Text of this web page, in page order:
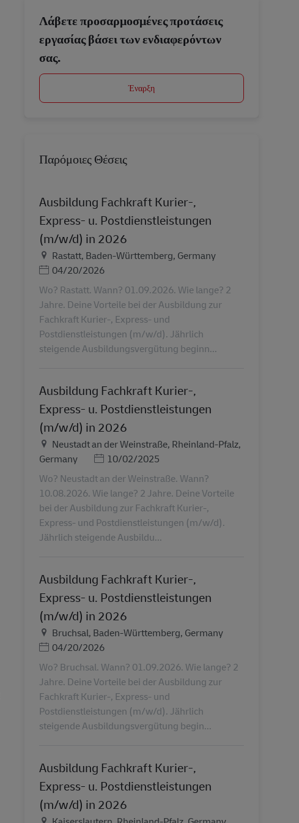
Λάβετε προσαρμοσμένες προτάσεις
εργασίας βάσει των ενδιαφερόντων
σας.
Έναρξη
Παρόμοιες Θέσεις
Ausbildung Fachkraft Kurier-,
Express- u. Postdienstleistungen
(m/w/d) in 2026
Τοποθεσία
Rastatt, Baden-Württemberg, Germany
Ημερομηνία Ανάρτησης
04/20/2026
Wo? Rastatt. Wann? 01.09.2026. Wie lange? 2
Jahre. Deine Vorteile bei der Ausbildung zur
Fachkraft Kurier-, Express- und
Postdienstleistungen (m/w/d). Jährlich
steigende Ausbildungsvergütung beginn...
Ausbildung Fachkraft Kurier-,
Express- u. Postdienstleistungen
(m/w/d) in 2026
Τοποθεσία
Neustadt an der Weinstraße, Rheinland-Pfalz,
Germany
Ημερομηνία Ανάρτησης
10/02/2025
Wo? Neustadt an der Weinstraße. Wann?
10.08.2026. Wie lange? 2 Jahre. Deine Vorteile
bei der Ausbildung zur Fachkraft Kurier-,
Express- und Postdienstleistungen (m/w/d).
Jährlich steigende Ausbildu...
Ausbildung Fachkraft Kurier-,
Express- u. Postdienstleistungen
(m/w/d) in 2026
Τοποθεσία
Bruchsal, Baden-Württemberg, Germany
Ημερομηνία Ανάρτησης
04/20/2026
Wo? Bruchsal. Wann? 01.09.2026. Wie lange? 2
Jahre. Deine Vorteile bei der Ausbildung zur
Fachkraft Kurier-, Express- und
Postdienstleistungen (m/w/d). Jährlich
steigende Ausbildungsvergütung begin...
Ausbildung Fachkraft Kurier-,
Express- u. Postdienstleistungen
(m/w/d) in 2026
Τοποθεσία